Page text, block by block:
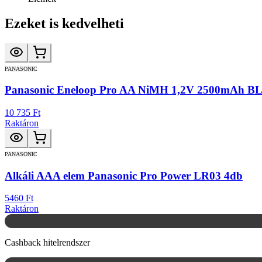
Ezeket is kedvelheti
PANASONIC
Panasonic Eneloop Pro AA NiMH 1,2V 2500mAh
10 735 Ft
Raktáron
PANASONIC
Alkáli AAA elem Panasonic Pro Power LR03 4db
5460 Ft
Raktáron
Cashback hitelrendszer